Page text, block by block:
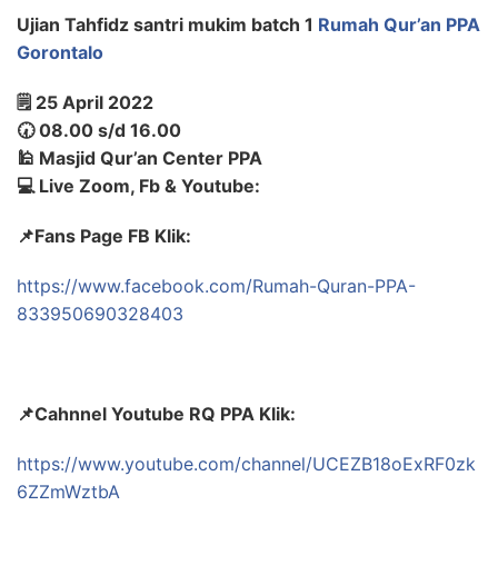
Ujian Tahfidz santri mukim batch 1 Rumah Qur’an PPA
Gorontalo
🗒 25 April 2022
🕢 08.00 s/d 16.00
🕌 Masjid Qur’an Center PPA
💻 Live Zoom, Fb & Youtube:
📌Fans Page FB Klik:
https://www.facebook.com/Rumah-Quran-PPA-
833950690328403
📌Cahnnel Youtube RQ PPA Klik:
https://www.youtube.com/channel/UCEZB18oExRF0zk
6ZZmWztbA